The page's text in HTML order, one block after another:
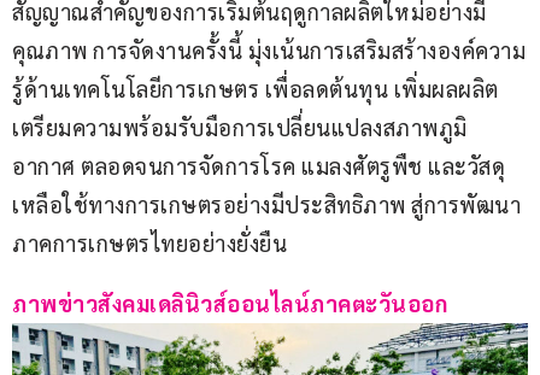
สัญญาณสำคัญของการเริ่มต้นฤดูกาลผลิตใหม่อย่างมี
คุณภาพ การจัดงานครั้งนี้ มุ่งเน้นการเสริมสร้างองค์ความ
รู้ด้านเทคโนโลยีการเกษตร เพื่อลดต้นทุน เพิ่มผลผลิต
เตรียมความพร้อมรับมือการเปลี่ยนแปลงสภาพภูมิ
อากาศ ตลอดจนการจัดการโรค แมลงศัตรูพืช และวัสดุ
เหลือใช้ทางการเกษตรอย่างมีประสิทธิภาพ สู่การพัฒนา
ภาคการเกษตรไทยอย่างยั่งยืน
ภาพข่าวสังคมเดลินิวส์ออนไลน์ภาคตะวันออก